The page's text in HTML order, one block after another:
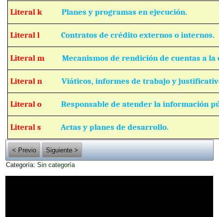
Literal k Planes y programas en ejecución.
Literal l Contratos de crédito externos o internos.
Literal m Mecanismos de rendición de cuentas a la
Literal n Viáticos, informes de trabajo y
Literal o Responsable de atender la información
Literal s Actas y planes de desarrollo.
< Previo
Siguiente >
Categoría:Sin categoría